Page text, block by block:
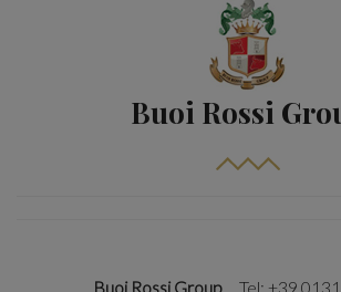
Buoi Rossi
Buoi Rossi Group Tel: +39